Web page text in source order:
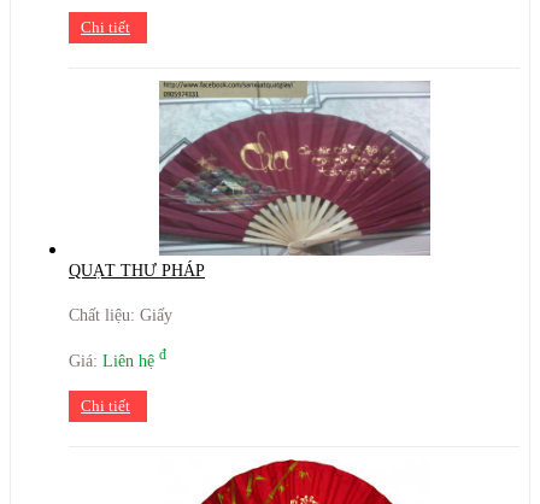
Chi tiết
QUẠT THƯ PHÁP
Chất liệu: Giấy
Giá: Liên hệ đ
Chi tiết